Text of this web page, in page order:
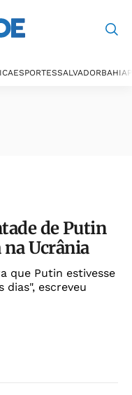
ESPORTESSALVADORBAHIA
de Putin
na Ucrânia
que Putin estivesse
dias", escreveu